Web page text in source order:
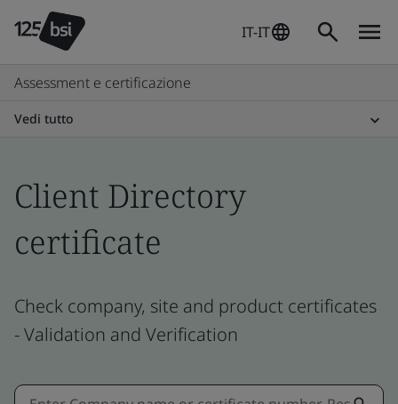
IT-IT
Assessment e certificazione
Vedi tutto
Client Directory
certificate
Check company, site and product certificates
- Validation and Verification